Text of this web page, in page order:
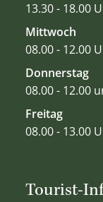
13.30 - 18.00
Mittwoch
08.00 - 12.00
Donnerstag
08.00 - 12.00
Freitag
08.00 - 13.00
Tourist-